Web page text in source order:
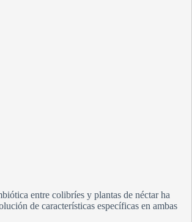
entre colibríes y plantas de néctar ha
de características específicas en ambas